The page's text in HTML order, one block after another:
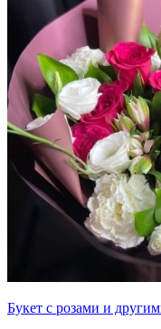
Букет с розами и